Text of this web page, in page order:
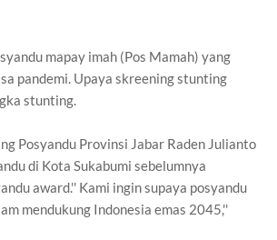
mapay imah (Pos Mamah) yang
pandemi. Upaya skreening stunting
stunting.
Posyandu Provinsi Jabar Raden Julianto
di Kota Sukabumi sebelumnya
award.'' Kami ingin supaya posyandu
mendukung Indonesia emas 2045,''